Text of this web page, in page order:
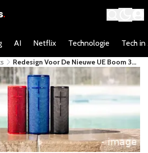
AI Netflix Technologie Tech in
Redesign Voor De Nieuwe UE Boom 3
En Megaboom 3